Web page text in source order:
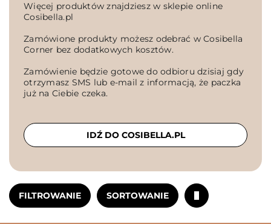
FILTROWANIE SORTOWANIE
Więcej produktów znajdziesz w sklepie online
Cosibella.pl
Zamówione produkty możesz odebrać w Cosibella
Corner bez dodatkowych kosztów.
Zamówienie będzie gotowe do odbioru dzisiaj gdy
otrzymasz SMS lub e-mail z informacją, że paczka
już na Ciebie czeka.
IDŹ DO COSIBELLA.PL